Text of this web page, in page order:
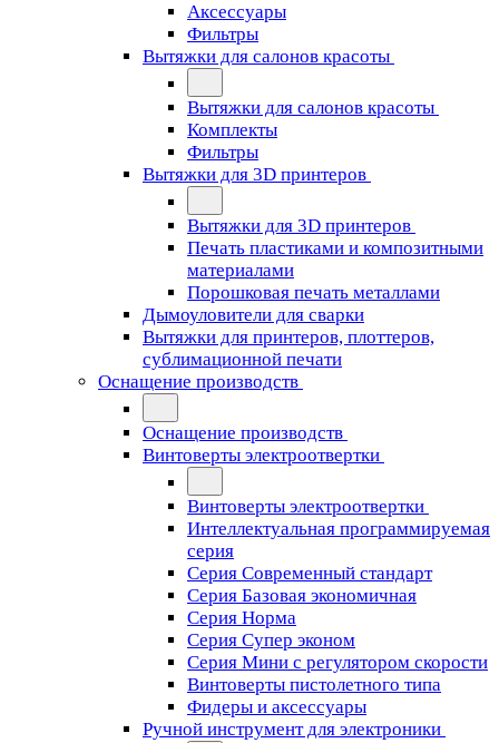
Аксессуары
Фильтры
Вытяжки для салонов красоты
Вытяжки для салонов красоты
Комплекты
Фильтры
Вытяжки для 3D принтеров
Вытяжки для 3D принтеров
Печать пластиками и композитными
материалами
Порошковая печать металлами
Дымоуловители для сварки
Вытяжки для принтеров, плоттеров,
сублимационной печати
Оснащение производств
Оснащение производств
Винтоверты электроотвертки
Винтоверты электроотвертки
Интеллектуальная программируемая
серия
Серия Современный стандарт
Серия Базовая экономичная
Серия Норма
Серия Cупер эконом
Серия Мини с регулятором скорости
Винтоверты пистолетного типа
Фидеры и аксессуары
Ручной инструмент для электроники